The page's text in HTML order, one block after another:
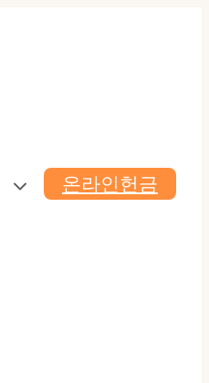
온라인헌금